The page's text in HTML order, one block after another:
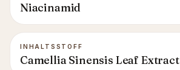
Niacinamid
INHALTSSTOFF
Camellia Sinensis Leaf Extract